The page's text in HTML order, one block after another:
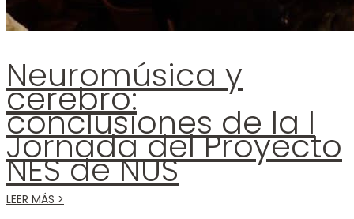
Neuromúsica y
cerebro:
conclusiones de la I
Jornada del Proyecto
NES de NUS
LEER MÁS >